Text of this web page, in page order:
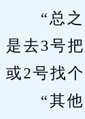
“总之
是去3号
或2号找
“其他